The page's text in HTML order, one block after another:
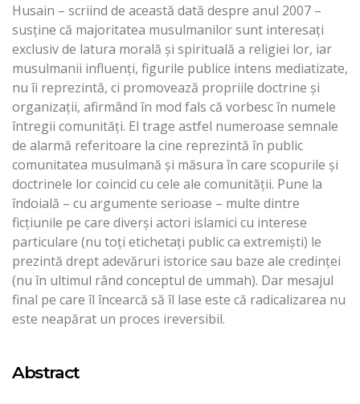
Husain – scriind de această dată despre anul 2007 –
susține că majoritatea musulmanilor sunt interesați
exclusiv de latura morală și spirituală a religiei lor, iar
musulmanii influenți, figurile publice intens mediatizate,
nu îi reprezintă, ci promovează propriile doctrine și
organizații, afirmând în mod fals că vorbesc în numele
întregii comunități. El trage astfel numeroase semnale
de alarmă referitoare la cine reprezintă în public
comunitatea musulmană și măsura în care scopurile și
doctrinele lor coincid cu cele ale comunității. Pune la
îndoială – cu argumente serioase – multe dintre
ficțiunile pe care diverși actori islamici cu interese
particulare (nu toți etichetați public ca extremiști) le
prezintă drept adevăruri istorice sau baze ale credinței
(nu în ultimul rând conceptul de ummah). Dar mesajul
final pe care îl încearcă să îl lase este că radicalizarea nu
este neapărat un proces ireversibil.
Abstract